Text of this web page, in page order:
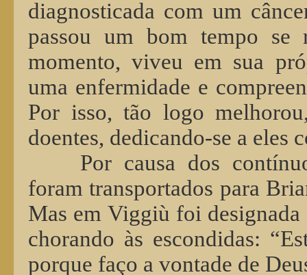
diagnosticada com um
passou um bom tempo se
momento, viveu em sua
uma enfermidade e
Por isso, tão logo
doentes, dedicando-se a eles
Por causa dos
foram transportados para
Mas em Viggiù foi
chorando às escondidas:
porque faço a vontade de